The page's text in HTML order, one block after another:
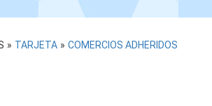
» TARJETA » COMERCIOS ADHERIDOS